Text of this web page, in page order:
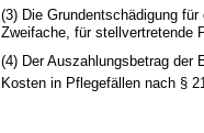
(3) Die Grundentschädigung
Zweifache, für stellvertretende
(4) Der Auszahlungsbetrag der
Kosten in Pflegefällen nach §